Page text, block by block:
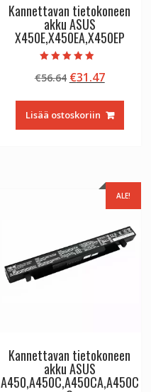
Kannettavan tietokoneen
akku ASUS
X450E,X450EA,X450EP
tuotteesta:
4.50
€56.64 Alkuperäinen
oli:
€56.64.
€31.47
on:
€31.47.
Lisää ostoskoriin
ALE!
Kannettavan tietokoneen
akku ASUS
A450,A450C,A450CA,A450C